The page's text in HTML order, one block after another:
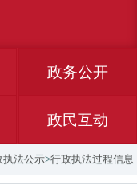
政务公开
政民互动
执法公示>行政执法过程信息